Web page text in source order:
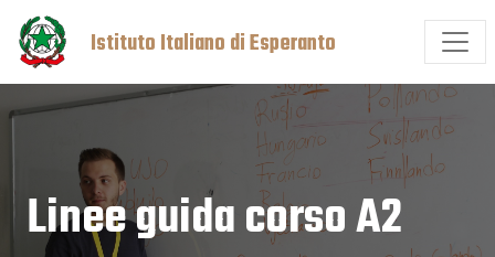
Istituto Italiano di Esperanto
Linee guida corso A2